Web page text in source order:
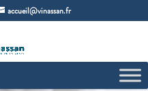
accueil@vinassan.fr